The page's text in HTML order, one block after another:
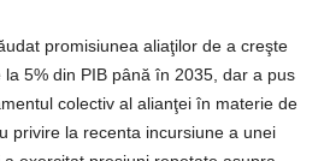
promisiunea aliaţilor de a creşte
5% din PIB până în 2035, dar a pus
colectiv al alianţei în materie de
privire la recenta incursiune a unei